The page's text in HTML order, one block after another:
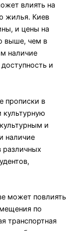
влиять на
жилья. Киев
и цены на
выше, чем в
наличие
и
прописки в
культурную
и
наличие
различных
может повлиять
по
транспортная